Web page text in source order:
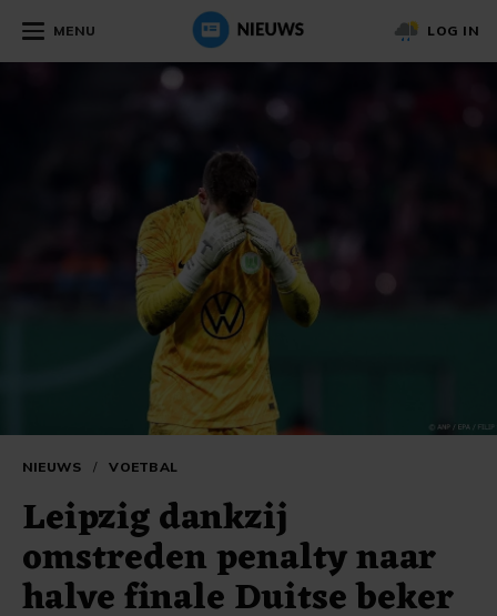
MENU LOG IN
NIEUWS / VOETBAL
Leipzig dankzij
omstreden penalty naar
halve finale Duitse beker